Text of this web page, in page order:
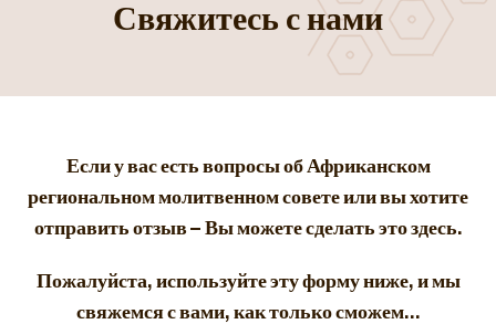
Свяжитесь с нами
Если у вас есть вопросы об Африканском
региональном молитвенном совете или вы хотите
отправить отзыв – Вы можете сделать это здесь.
Пожалуйста, используйте эту форму ниже, и мы
свяжемся с вами, как только сможем...